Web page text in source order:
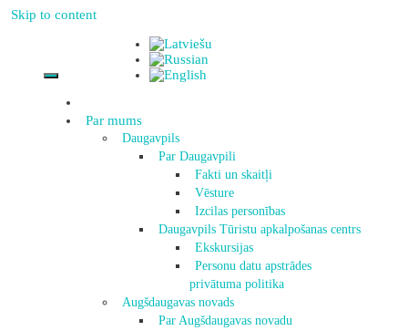
Skip to content
Par mums
Daugavpils
Par Daugavpili
Fakti un skaitļi
Vēsture
Izcilas personības
Daugavpils Tūristu apkalpošanas centrs
Ekskursijas
Personu datu apstrādes
privātuma politika
Augšdaugavas novads
Par Augšdaugavas novadu